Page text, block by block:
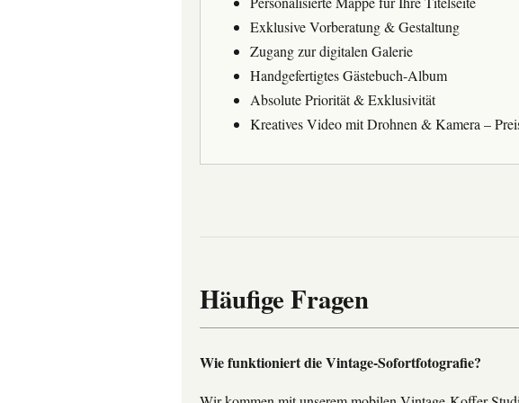
Exklusive Vorberatung & Gestaltung
Zugang zur digitalen Galerie
Handgefertigtes Gästebuch-Album
Absolute Priorität & Exklusivität
Kreatives Video mit Drohnen & Kamera –
Häufige Fragen
Wie funktioniert die Vintage-Sofortfotografie?